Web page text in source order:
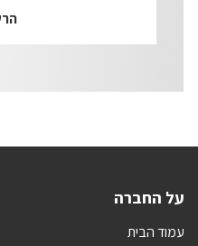
על החברה
עמוד הבית